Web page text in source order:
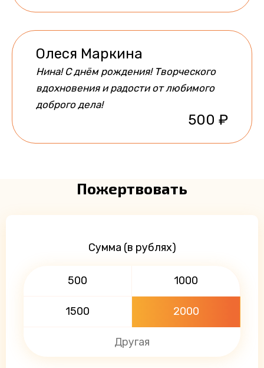
Олеся Маркина
Нина! С днём рождения! Творческого
вдохновения и радости от любимого
доброго дела!
500 ₽
Пожертвовать
Сумма (в рублях)
500 1000
1500 2000